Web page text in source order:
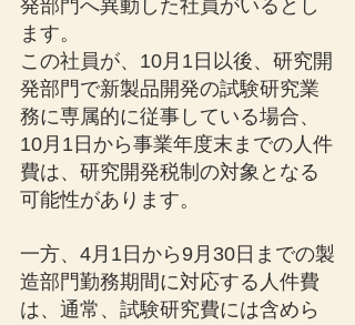
発部門へ異動した社員がいるとし
ます。
この社員が、10月1日以後、研究開
発部門で新製品開発の試験研究業
務に専属的に従事している場合、
10月1日から事業年度末までの人件
費は、研究開発税制の対象となる
可能性があります。
一方、4月1日から9月30日までの製
造部門勤務期間に対応する人件費
は、通常、試験研究費には含めら